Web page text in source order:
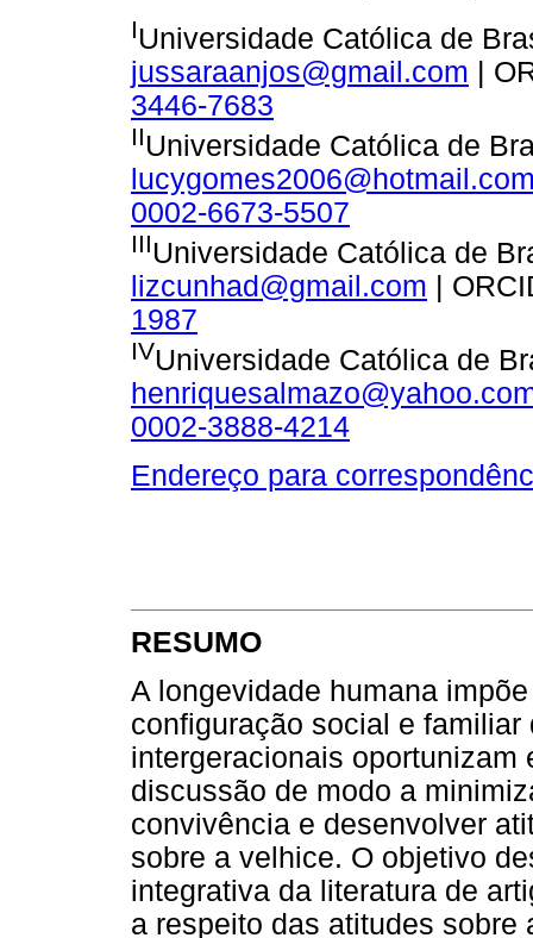
IUniversidade Católica de
jussaraanjos@gmail.com |
3446-7683
IIUniversidade Católica de
0002-6673-5507
IIIUniversidade Católica de
lizcunhad@gmail.com |
1987
IVUniversidade Católica de
0002-3888-4214
Endereço para
RESUMO
A longevidade humana
configuração social e
intergeracionais oportunizam
discussão de modo a
convivência e desenvolver
sobre a velhice. O objetivo
integrativa da literatura de
a respeito das atitudes